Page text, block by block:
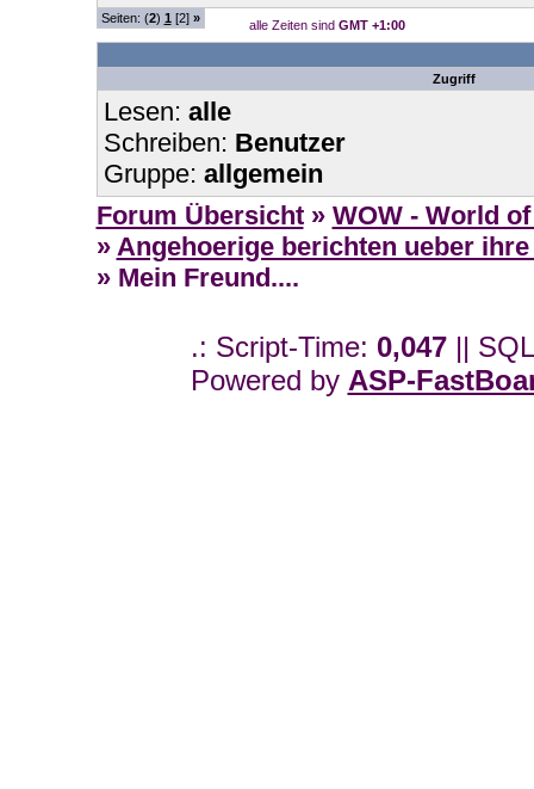
Seiten: (2) 1 [2] » alle Zeiten sind GMT +1:00
Zugriff
Lesen: alle
Schreiben: Benutzer
Gruppe: allgemein
Forum Übersicht » WOW - World
» Angehoerige berichten ueber
» Mein Freund....
.: Script-Time: 0,047||
Powered by ASP-